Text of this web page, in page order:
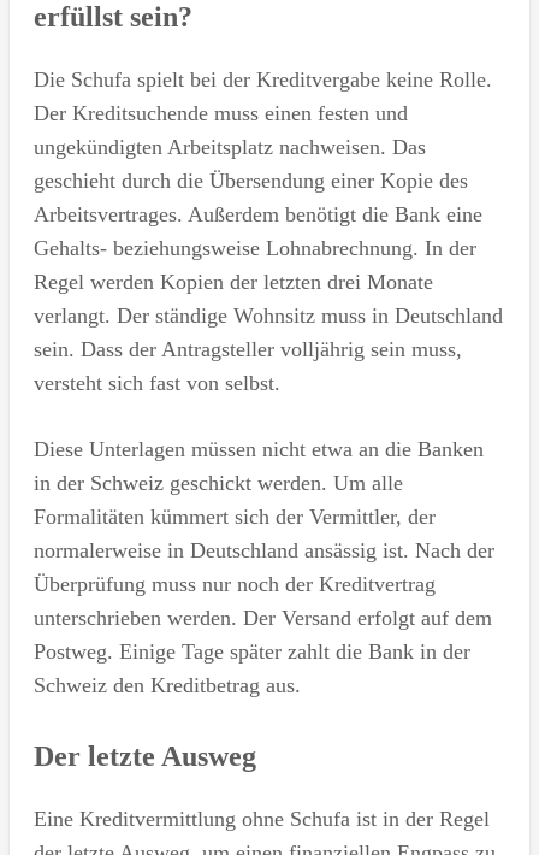
erfüllst sein?
Die Schufa spielt bei der Kreditvergabe keine Rolle.
Der Kreditsuchende muss einen festen und
ungekündigten Arbeitsplatz nachweisen. Das
geschieht durch die Übersendung einer Kopie des
Arbeitsvertrages. Außerdem benötigt die Bank eine
Gehalts- beziehungsweise Lohnabrechnung. In der
Regel werden Kopien der letzten drei Monate
verlangt. Der ständige Wohnsitz muss in Deutschland
sein. Dass der Antragsteller volljährig sein muss,
versteht sich fast von selbst.
Diese Unterlagen müssen nicht etwa an die Banken
in der Schweiz geschickt werden. Um alle
Formalitäten kümmert sich der Vermittler, der
normalerweise in Deutschland ansässig ist. Nach der
Überprüfung muss nur noch der Kreditvertrag
unterschrieben werden. Der Versand erfolgt auf dem
Postweg. Einige Tage später zahlt die Bank in der
Schweiz den Kreditbetrag aus.
Der letzte Ausweg
Eine Kreditvermittlung ohne Schufa ist in der Regel